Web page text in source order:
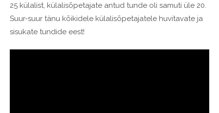
25 külalist, külalisõpetajate antud tunde oli samuti üle 20.
Suur-suur tänu kõikidele külalisõpetajatele huvitavate ja
sisukate tundide eest!